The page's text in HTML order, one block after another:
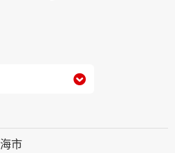

市